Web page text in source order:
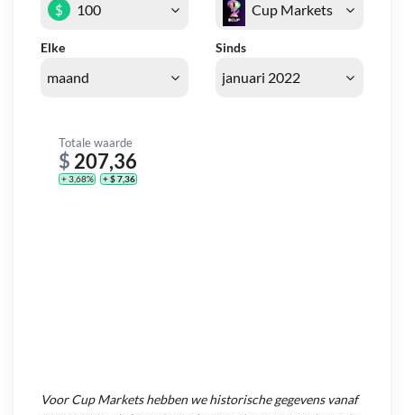
Elke Sinds
$
Totale waarde
$ 207,36
+ 3,68% + $ 7,36
VoorCup Marketshebben we historische gegevens vanaf